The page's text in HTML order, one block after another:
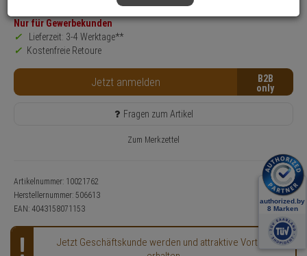
Nur für Gewerbekunden
Lieferzeit: 3-4 Werktage**
Kostenfreie Retoure
Jetzt anmelden B2B
Fragen zum Artikel
Zum Merkzettel
Artikelnummer: 10021762
Herstellernummer: 506613
EAN: 4043158071153
Jetzt Geschäftskunde werden und attraktive Vorteile